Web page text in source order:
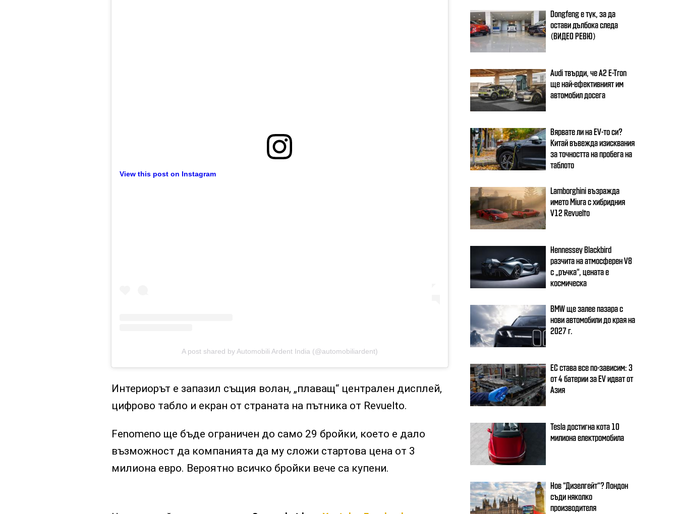
View this post on Instagram
A post shared by Automobili Ardent India (@automobiliardent)
Интериорът е запазил същия волан, „плаващ“ централен дисплей,
цифрово табло и екран от страната на пътника от Revuelto.
Fenomeno ще бъде ограничен до само 29 бройки, което е дало
възможност да компанията да му сложи стартова цена от 3
милиона евро. Вероятно всичко бройки вече са купени.
Dongfeng e тук, за да
остави дълбока следа
(ВИДЕО РЕВЮ)
Audi твърди, че A2 E-Tron
ще най-ефективният им
автомобил досега
Вярвате ли на EV-то си?
Китай въвежда изисквания
за точността на пробега на
таблото
Lamborghini възражда
името Miura с хибридния
V12 Revuelto
Hennessey Blackbird
разчита на атмосферен V8
с „ръчка“, цената е
космическа
BMW ще залее пазара с
нови автомобили до края на
2027 г.
ЕС става все по-зависим: 3
от 4 батерии за EV идват от
Азия
Tesla достигна кота 10
милиона електромобила
Нов “Дизелгейт“? Лондон
съди няколко
производителя